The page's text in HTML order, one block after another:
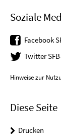
Soziale
Facebook
Twitter
Hinweise zur
Diese Seite
Drucken